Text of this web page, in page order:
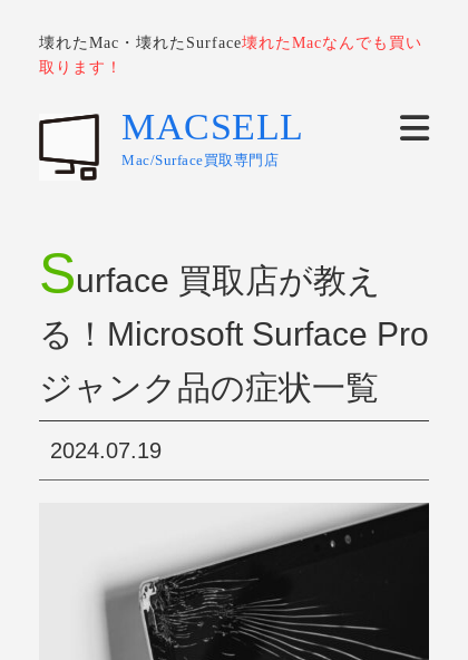
壊れたMac・壊れたSurface壊れたMacなんでも買い
取ります！
MACSELL
Mac/Surface買取専門店
Surface 買取店が教え
る！Microsoft Surface Pro
ジャンク品の症状一覧
2024.07.19